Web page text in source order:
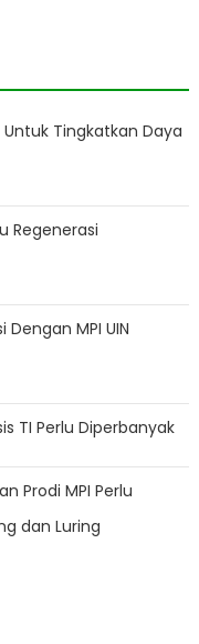
Untuk Tingkatkan Daya
Regenerasi
Dengan MPI UIN
TI Perlu Diperbanyak
Prodi MPI Perlu
dan Luring